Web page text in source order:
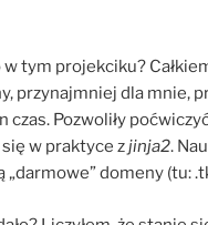
w tym projekciku?
przynajmniej dla mnie,
czas. Pozwoliły
się w praktyce zjinja2.
„darmowe” domeny (tu: